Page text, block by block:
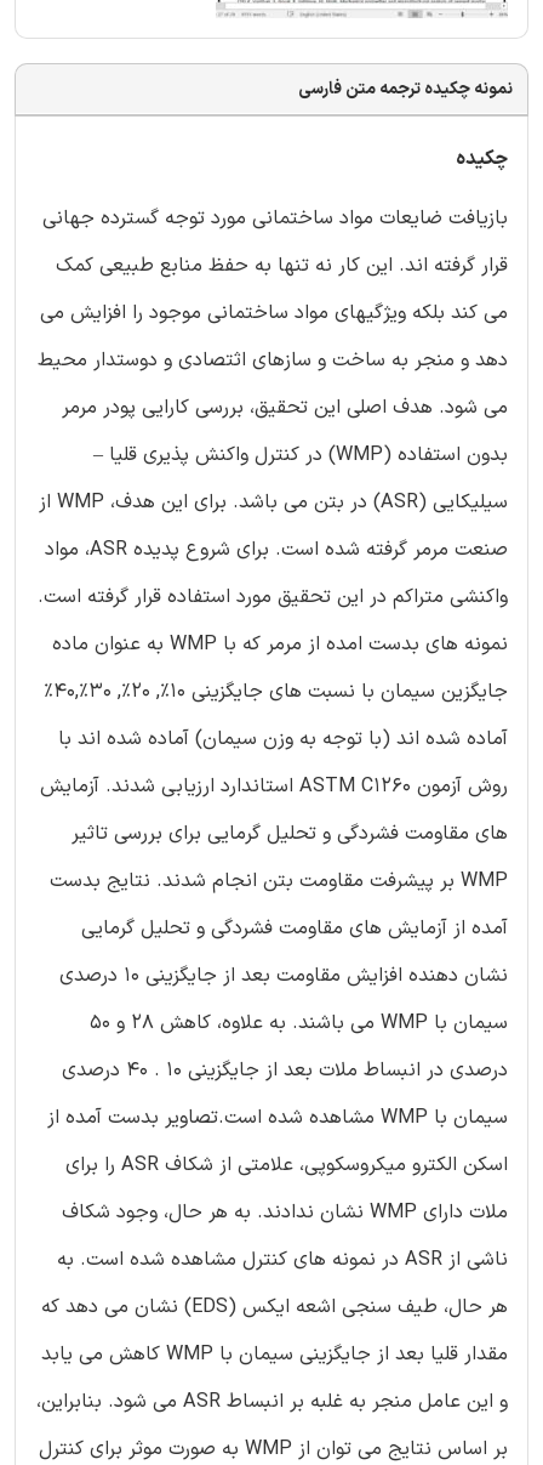
نمونه چکیده ترجمه متن فارسی
چکیده
بازیافت ضایعات مواد ساختمانی مورد توجه گسترده جهانی
قرار گرفته اند. این کار نه تنها به حفظ منابع طبیعی کمک
می کند بلکه ویژگیهای مواد ساختمانی موجود را افزایش می
دهد و منجر به ساخت و سازهای اثتصادی و دوستدار محیط
می شود. هدف اصلی این تحقیق، بررسی کارایی پودر مرمر
بدون استفاده (WMP) در کنترل واکنش پذیری قلیا –
سیلیکایی (ASR) در بتن می باشد. برای این هدف، WMP از
صنعت مرمر گرفته شده است. برای شروع پدیده ASR، مواد
واکنشی متراکم در این تحقیق مورد استفاده قرار گرفته است.
نمونه های بدست امده از مرمر که با WMP به عنوان ماده
جایگزین سیمان با نسبت های جایگزینی 10%, 20%, 30%,40%
آماده شده اند (با توجه به وزن سیمان) آماده شده اند با
روش آزمون ASTM C1260 استاندارد ارزیابی شدند. آزمایش
های مقاومت فشردگی و تحلیل گرمایی برای بررسی تاثیر
WMP بر پیشرفت مقاومت بتن انجام شدند. نتایج بدست
آمده از آزمایش های مقاومت فشردگی و تحلیل گرمایی
نشان دهنده افزایش مقاومت بعد از جایگزینی 10 درصدی
سیمان با WMP می باشند. به علاوه، کاهش 28 و 50
درصدی در انبساط ملات بعد از جایگزینی 10 . 40 درصدی
سیمان با WMP مشاهده شده است.تصاویر بدست آمده از
اسکن الکترو میکروسکوپی، علامتی از شکاف ASR را برای
ملات دارای WMP نشان ندادند. به هر حال، وجود شکاف
ناشی از ASR در نمونه های کنترل مشاهده شده است. به
هر حال، طیف سنجی اشعه ایکس (EDS) نشان می دهد که
مقدار قلیا بعد از جایگزینی سیمان با WMP کاهش می یابد
و این عامل منجر به غلبه بر انبساط ASR می شود. بنابراین،
بر اساس نتایج می توان از WMP به صورت موثر برای کنترل